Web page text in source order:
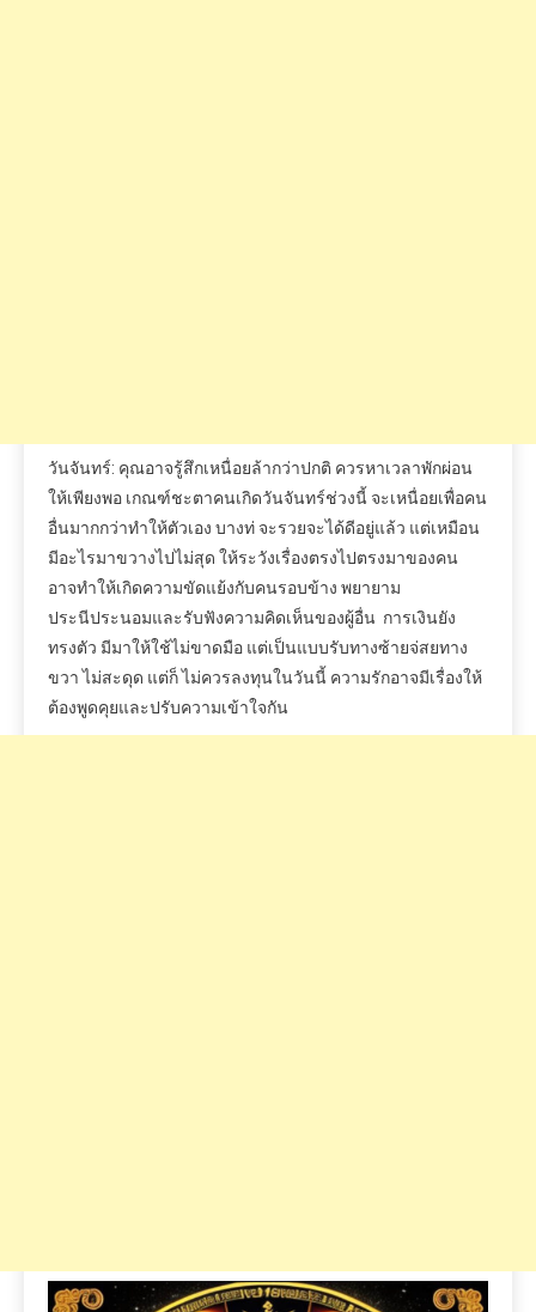
วันจันทร์: คุณอาจรู้สึกเหนื่อยล้ากว่าปกติ ควรหาเวลาพักผ่อน
ให้เพียงพอ เกณฑ์ชะตาคนเกิดวันจันทร์ช่วงนี้ จะเหนื่อยเพื่อคน
อื่นมากกว่าทำให้ตัวเอง บางท่ จะรวยจะได้ดีอยู่แล้ว แต่เหมือน
มีอะไรมาขวางไปไม่สุด ให้ระวังเรื่องตรงไปตรงมาของคน
อาจทำให้เกิดความขัดแย้งกับคนรอบข้าง พยายาม
ประนีประนอมและรับฟังความคิดเห็นของผู้อื่น การเงินยัง
ทรงตัว มีมาให้ใช้ไม่ขาดมือ แต่เป็นแบบรับทางซ้ายจ่สยทาง
ขวา ไม่สะดุด แต่ก็ ไม่ควรลงทุนในวันนี้ ความรักอาจมีเรื่องให้
ต้องพูดคุยและปรับความเข้าใจกัน